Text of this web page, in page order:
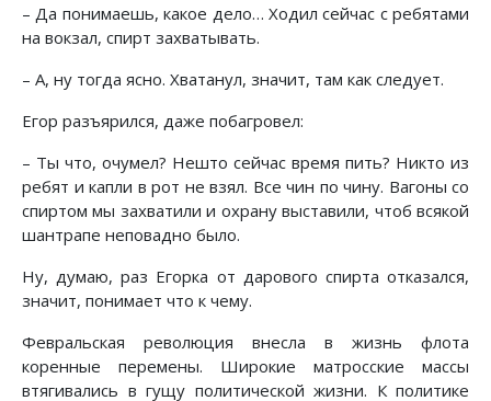
– Да понимаешь, какое дело… Ходил сейчас с ребятами
на вокзал, спирт захватывать.
– А, ну тогда ясно. Хватанул, значит, там как следует.
Егор разъярился, даже побагровел:
– Ты что, очумел? Нешто сейчас время пить? Никто из
ребят и капли в рот не взял. Все чин по чину. Вагоны со
спиртом мы захватили и охрану выставили, чтоб всякой
шантрапе неповадно было.
Ну, думаю, раз Егорка от дарового спирта отказался,
значит, понимает что к чему.
Февральская революция внесла в жизнь флота
коренные перемены. Широкие матросские массы
втягивались в гущу политической жизни. К политике